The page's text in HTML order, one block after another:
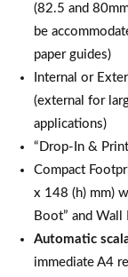
(82.5 and
be
paper guides)
Internal or
(external for
applications)
“Drop-In &
Compact
x 148 (h) mm)
Boot” and
Automatic
immediate A4